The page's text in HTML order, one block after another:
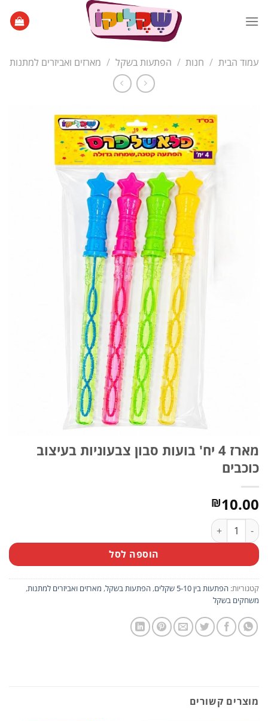
עמוד הבית / חנות / הפתעות בשקל / מארזים ואביזרים למתנות
מארז 4 יח' בועות סבון צבעוניות בעיצוב
כוכבים
₪10.00
כמות של מארז 4 יח' בועות סבון צבעוניות בעיצוב כוכבים
הוספה לסל
קטגוריות: הפתעות בין 5-10 שקלים , הפתעות בשקל, מארזים ואביזרים למתנות,
משחקים בשקל
מוצרים קשורים